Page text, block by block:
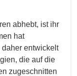
abhebt, ist ihr
hat
entwickelt
die auf die
zugeschnitten